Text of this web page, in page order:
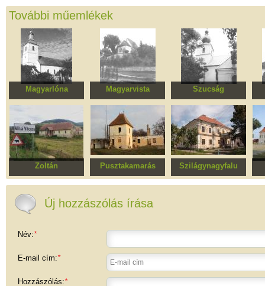
További műemlékek
Magyarlóna
Református templom
Magyarvista
Református
templomegyüttes
Szucság
Református templom
Zoltán
Haller kastély
Pusztakamarás
Kemény kúria
Szilágynagyfalu
Bánffy kastély
Új hozzászólás írása
Név:*
E-mail cím:*
Hozzászólás:*